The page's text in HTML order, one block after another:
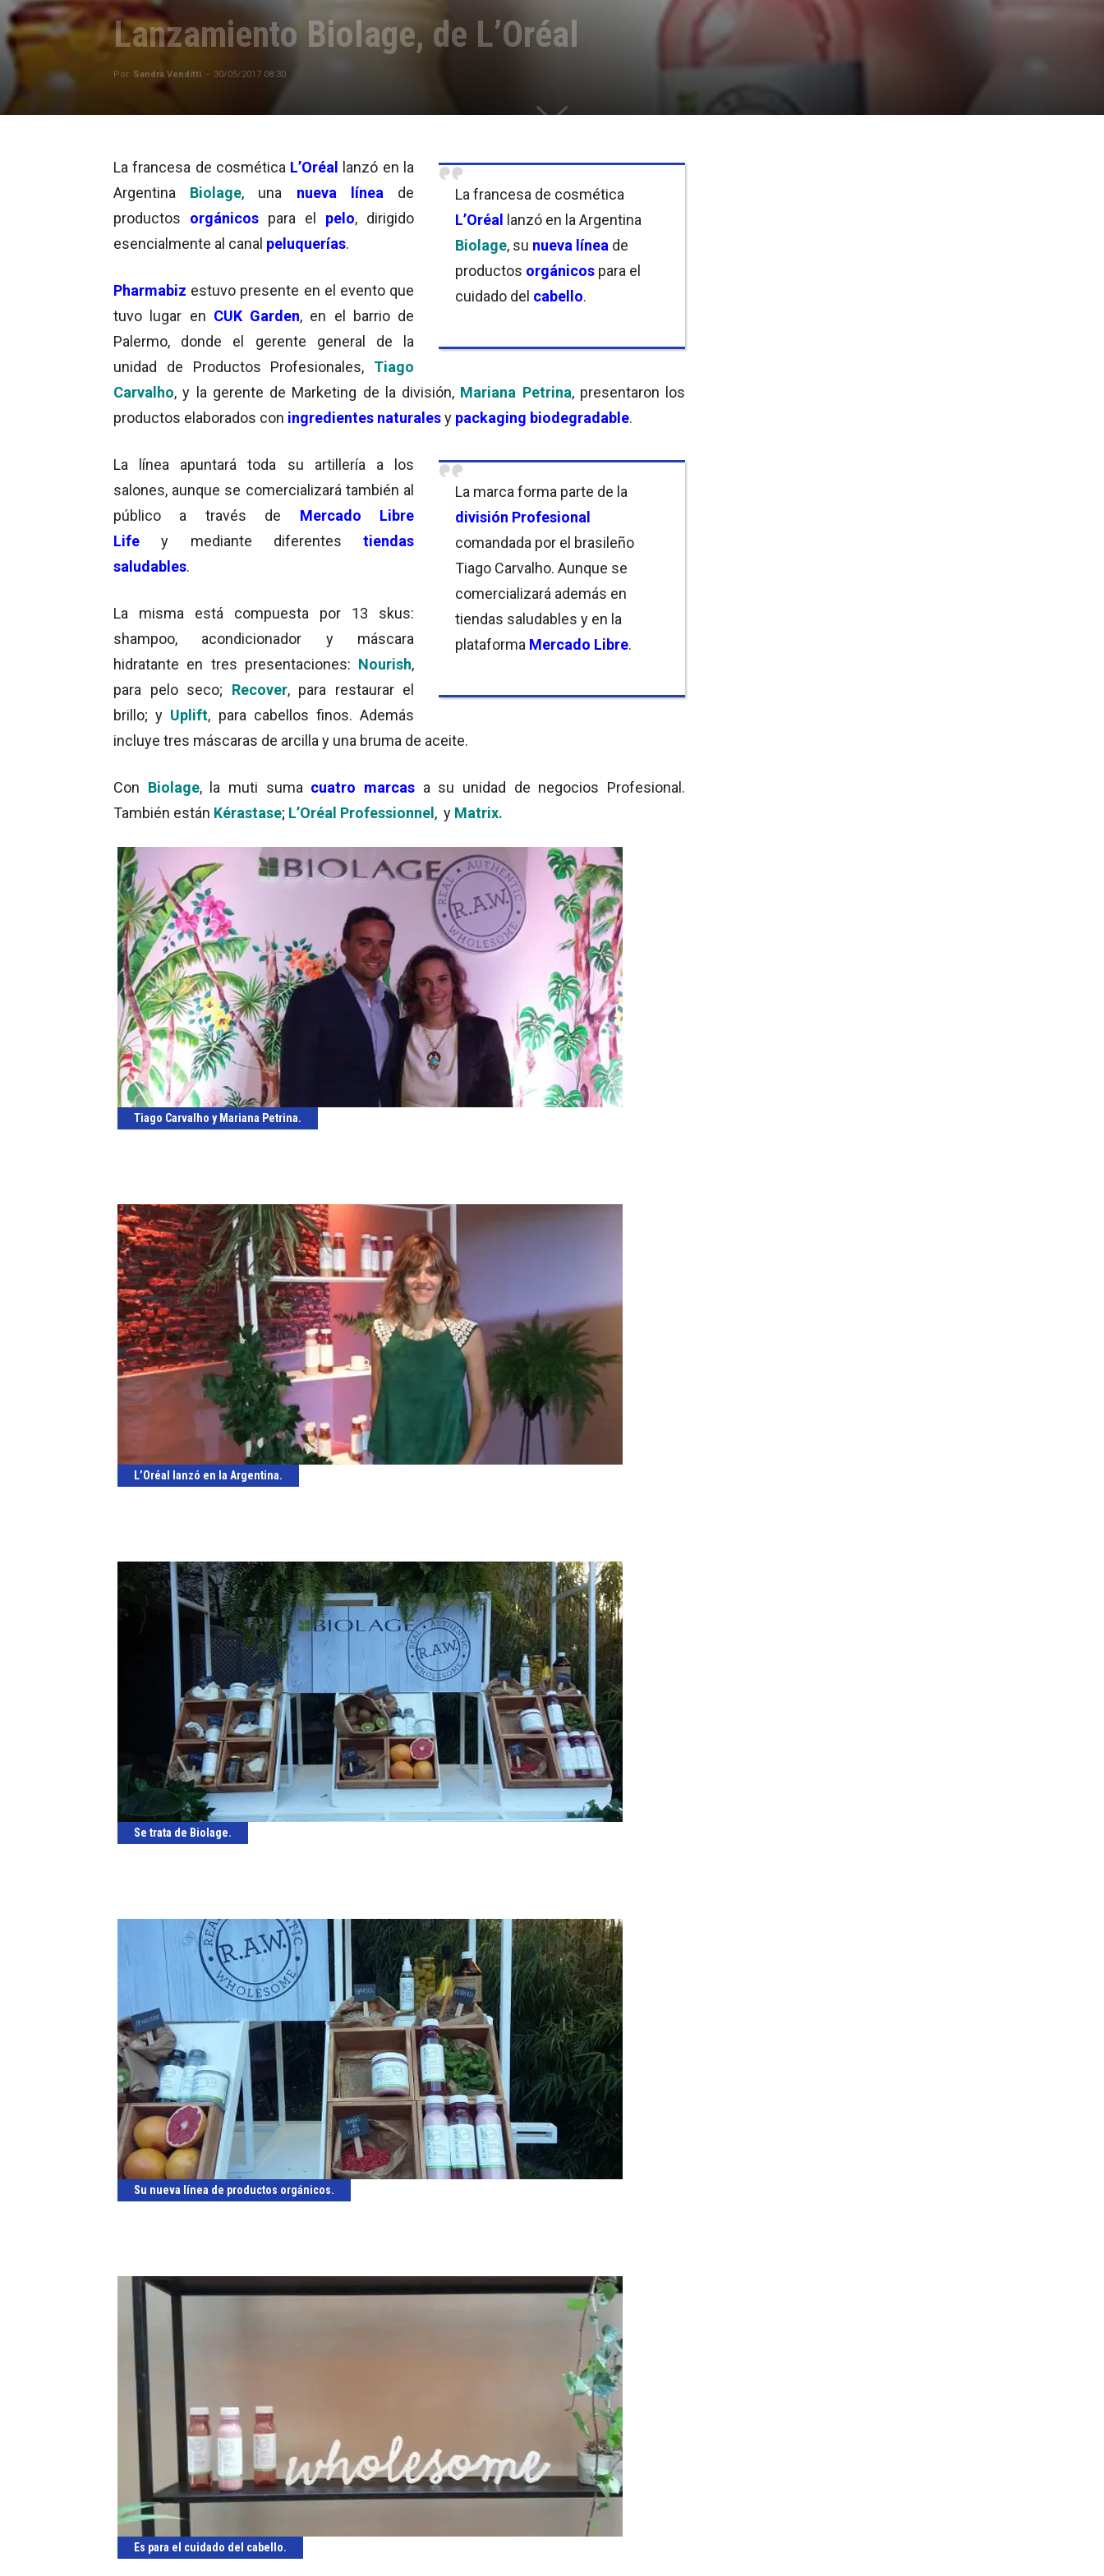
Lanzamiento Biolage, de L’Oréal
Por Sandra Venditti - 30/05/2017 08:30
La francesa de cosmética
L’Oréal lanzó en la Argentina
Biolage, su nueva línea de
productos orgánicos para el
cuidado del cabello.
La francesa de cosmética L’Oréal lanzó en la
Argentina Biolage, una nueva línea de
productos orgánicos para el pelo, dirigido
esencialmente al canal peluquerías.
Pharmabiz estuvo presente en el evento que
tuvo lugar en CUK Garden, en el barrio de
Palermo, donde el gerente general de la
unidad de Productos Profesionales, Tiago
Carvalho, y la gerente de Marketing de la división, Mariana Petrina, presentaron los
productos elaborados con ingredientes naturalesy packaging biodegradable.
La marca forma parte de la
división Profesional
comandada por el brasileño
Tiago Carvalho. Aunque se
comercializará además en
tiendas saludables y en la
plataforma Mercado Libre.
La línea apuntará toda su artillería a los
salones, aunque se comercializará también al
público a través de Mercado Libre
Life y mediante diferentes tiendas
saludables.
La misma está compuesta por 13 skus:
shampoo, acondicionador y máscara
hidratante en tres presentaciones: Nourish,
para pelo seco; Recover, para restaurar el
brillo; y Uplift, para cabellos finos. Además
incluye tres máscaras de arcilla y una bruma de aceite.
Con Biolage, la muti suma cuatro marcas a su unidad de negocios Profesional.
También están Kérastase; L’Oréal Professionnel, y Matrix.
Tiago Carvalho y Mariana Petrina.
L’Oréal lanzó en la Argentina.
Se trata de Biolage.
Su nueva línea de productos orgánicos.
Es para el cuidado del cabello.